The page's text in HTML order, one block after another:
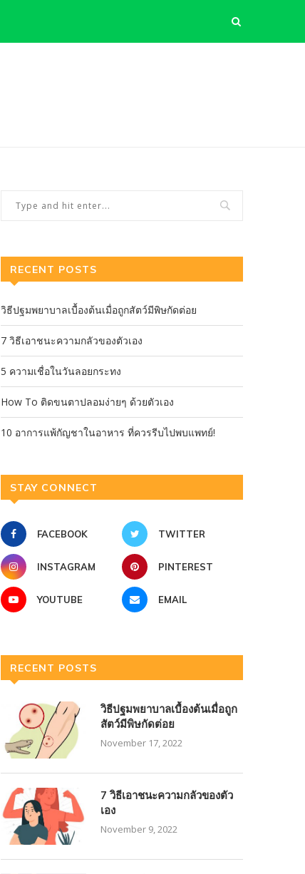
RECENT POSTS
วิธีปฐมพยาบาลเบื้องต้นเมื่อถูกสัตว์มีพิษกัดต่อย
7 วิธีเอาชนะความกลัวของตัวเอง
5 ความเชื่อในวันลอยกระทง
How To ติดขนตาปลอมง่ายๆ ด้วยตัวเอง
10 อาการแพ้กัญชาในอาหาร ที่ควรรีบไปพบแพทย์!
STAY CONNECT
FACEBOOK TWITTER
INSTAGRAM PINTEREST
YOUTUBE EMAIL
RECENT POSTS
วิธีปฐมพยาบาลเบื้องต้นเมื่อถูก
สัตว์มีพิษกัดต่อย
November 17, 2022
7 วิธีเอาชนะความกลัวของตัว
เอง
November 9, 2022